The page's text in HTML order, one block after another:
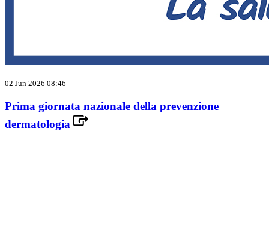
02 Jun 2026 08:46
Prima giornata nazionale della prevenzione
dermatologia